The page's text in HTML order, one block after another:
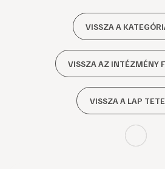
VISSZA A
VISSZA AZ INTÉZMÉNY
VISSZA A LAP